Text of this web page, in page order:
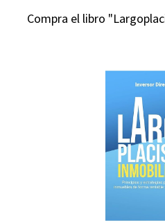
Compra el libro